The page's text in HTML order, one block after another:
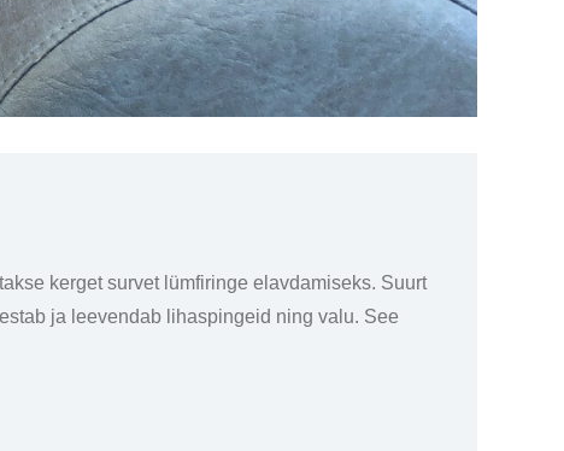
kerget survet lümfiringe elavdamiseks. Suurt
ja leevendab lihaspingeid ning valu. See